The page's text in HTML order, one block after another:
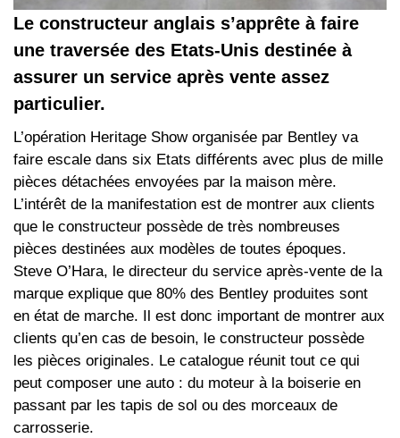
Le constructeur anglais s’apprête à faire
une traversée des Etats-Unis destinée à
assurer un service après vente assez
particulier.
L’opération Heritage Show organisée par Bentley va
faire escale dans six Etats différents avec plus de mille
pièces détachées envoyées par la maison mère.
L’intérêt de la manifestation est de montrer aux clients
que le constructeur possède de très nombreuses
pièces destinées aux modèles de toutes époques.
Steve O’Hara, le directeur du service après-vente de la
marque explique que 80% des Bentley produites sont
en état de marche. Il est donc important de montrer aux
clients qu’en cas de besoin, le constructeur possède
les pièces originales. Le catalogue réunit tout ce qui
peut composer une auto : du moteur à la boiserie en
passant par les tapis de sol ou des morceaux de
carrosserie.